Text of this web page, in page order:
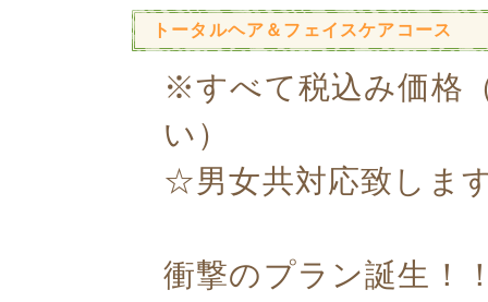
トータルヘア＆フェイスケアコース
※すべて税込み価格
い）
☆男女共対応致しま
衝撃のプラン誕生！